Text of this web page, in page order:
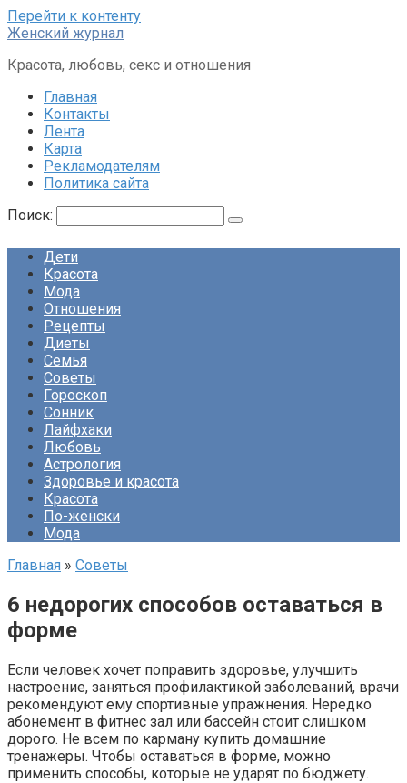
Перейти к контенту
Женский журнал
Красота, любовь, секс и отношения
Главная
Контакты
Лента
Карта
Рекламодателям
Политика сайта
Поиск:
Дети
Красота
Мода
Отношения
Рецепты
Диеты
Семья
Советы
Гороскоп
Сонник
Лайфхаки
Любовь
Астрология
Здоровье и красота
Красота
По-женски
Мода
Главная » Советы
6 недорогих способов оставаться в
форме
Если человек хочет поправить здоровье, улучшить
настроение, заняться профилактикой заболеваний, врачи
рекомендуют ему спортивные упражнения. Нередко
абонемент в фитнес зал или бассейн стоит слишком
дорого. Не всем по карману купить домашние
тренажеры. Чтобы оставаться в форме, можно
применить способы, которые не ударят по бюджету.